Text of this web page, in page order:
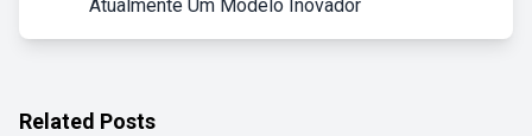
Atualmente Um Modelo Inovador
Related Posts